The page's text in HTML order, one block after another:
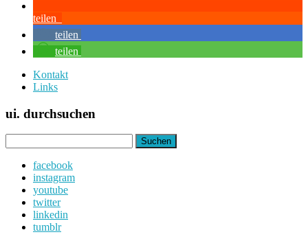
teilen
teilen
teilen
Kontakt
Links
ui. durchsuchen
nach:
facebook
instagram
youtube
twitter
linkedin
tumblr